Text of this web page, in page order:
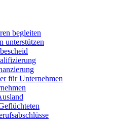
begleiten
unterstützen
für Unternehmen